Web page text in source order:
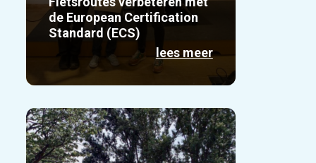
de European Certification
Standard (ECS)
lees meer